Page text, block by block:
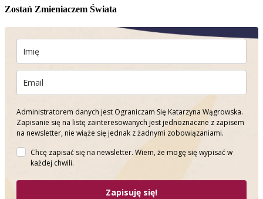
Zostań Zmieniaczem Świata
Administratorem danych jest Ograniczam Się Katarzyna Wągrowska.
Zapisanie się na listę zainteresowanych jest jednoznaczne z zapisem
na newsletter, nie wiąże się jednak z żadnymi zobowiązaniami.
Chcę zapisać się na newsletter. Wiem, że mogę się wypisać w
każdej chwili.
Zapisuję się!